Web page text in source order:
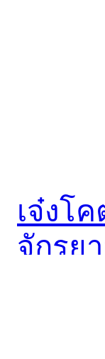
เจ๋งโ
จักรย